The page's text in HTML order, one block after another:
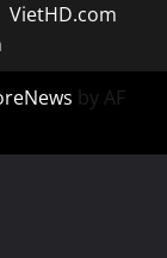
VietHD.com
by AF